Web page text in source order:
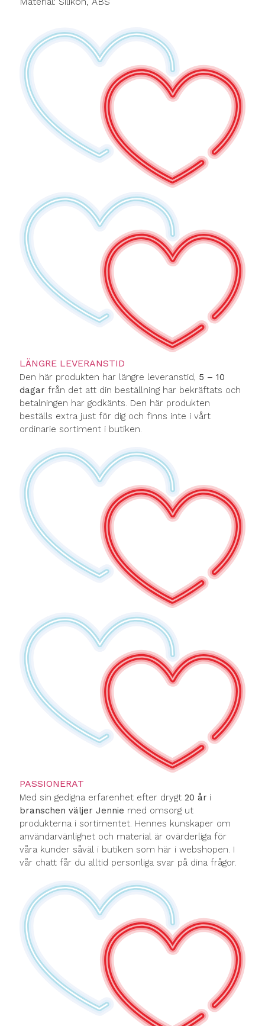
LÄNGRE LEVERANSTID
Den här produkten har längre leveranstid, 5 – 10
dagar från det att din beställning har bekräftats och
betalningen har godkänts. Den här produkten
beställs extra just för dig och finns inte i vårt
ordinarie sortiment i butiken.
PASSIONERAT
Med sin gedigna erfarenhet efter drygt 20 år i
branschen väljer Jennie med omsorg ut
produkterna i sortimentet. Hennes kunskaper om
användarvänlighet och material är ovärderliga för
våra kunder såväl i butiken som här i webshopen. I
vår chatt får du alltid personliga svar på dina frågor.